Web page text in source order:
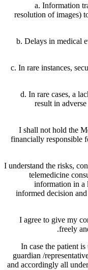
a. Information
resolution of images)
b. Delays in medical
c. In rare instances,
d. In rare cases, a
result in
I shall not hold the
financially responsible
I understand the risks,
telemedicine
information in a
informed decision
I agree to give my
freely
In case the patient
guardian /
and accordingly all